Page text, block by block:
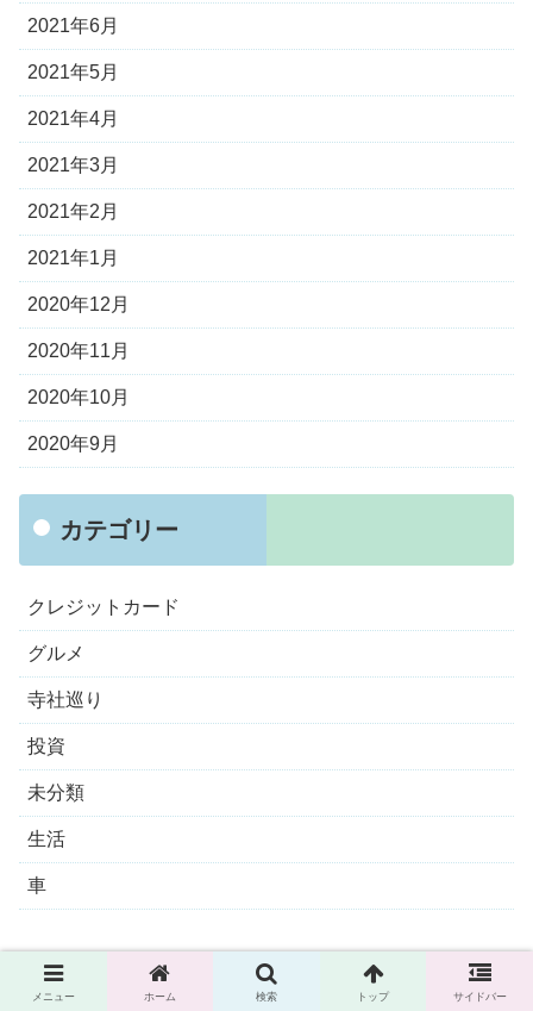
2021年6月
2021年5月
2021年4月
2021年3月
2021年2月
2021年1月
2020年12月
2020年11月
2020年10月
2020年9月
カテゴリー
クレジットカード
グルメ
寺社巡り
投資
未分類
生活
車
メニュー ホーム 検索 トップ サイドバー